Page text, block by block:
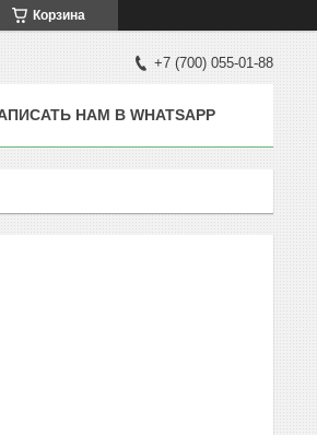
Корзина
+7 (700) 055-01-88
НАМ В WHATSAPP